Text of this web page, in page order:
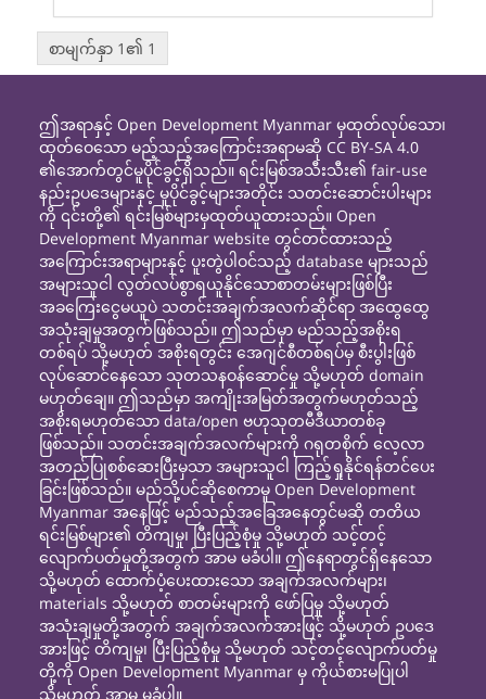
စာမျက်နှာ 1၏ 1
ဤအရာနှင့် Open Development Myanmar မှထုတ်လုပ်သော၊
ထုတ်ဝေသော မည့်သည့်အကြောင်းအရာမဆို CC BY-SA 4.0
၏အောက်တွင်မူပိုင်ခွင့်ရှိသည်။ ရင်းမြစ်အသီးသီး၏ fair-use
နည်းဥပဒေများနှင့် မူပိုင်ခွင့်များအတိုင်း သတင်းဆောင်းပါးများ
ကို ၎င်းတို့၏ ရင်းမြစ်များမှထုတ်ယူထားသည်။ Open
Development Myanmar website တွင်တင်ထားသည့်
အကြောင်းအရာများနှင့် ပူးတွဲပါဝင်သည့် database များသည်
အများသူငါ လွတ်လပ်စွာရယူနိုင်သောစာတမ်းများဖြစ်ပြီး
အခကြေးငွေမယူပဲ သတင်းအချက်အလက်ဆိုင်ရာ အထွေထွေ
အသုံးချမှုအတွက်ဖြစ်သည်။ ဤသည်မှာ မည်သည့်အစိုးရ
တစ်ရပ် သို့မဟုတ် အစိုးရတွင်း အေဂျင်စီတစ်ရပ်မှ စီးပွါးဖြစ်
လုပ်ဆောင်နေသော သုတသနဝန်ဆောင်မှု သို့မဟုတ် domain
မဟုတ်ချေ။ ဤသည်မှာ အကျိုးအမြတ်အတွက်မဟုတ်သည့်
အစိုးရမဟုတ်သော data/open ဗဟုသုတမီဒီယာတစ်ခု
ဖြစ်သည်။ သတင်းအချက်အလက်များကို ဂရုတစိုက် လေ့လာ
အတည်ပြုစစ်ဆေးပြီးမှသာ အများသူငါ ကြည့်ရှုနိုင်ရန်တင်ပေး
ခြင်းဖြစ်သည်။ မည်သို့ပင်ဆိုစေကာမူ Open Development
Myanmar အနေဖြင့် မည်သည့်အခြေအနေတွင်မဆို တတိယ
ရင်းမြစ်များ၏ တိကျမှု၊ ပြီးပြည့်စုံမှု သို့မဟုတ် သင့်တင့်
လျောက်ပတ်မှုတို့အတွက် အာမ မခံပါ။ ဤနေရာတွင်ရှိနေသော
သို့မဟုတ် ထောက်ပံ့ပေးထားသော အချက်အလက်များ၊
materials သို့မဟုတ် စာတမ်းများကို ဖော်ပြမှု သို့မဟုတ်
အသုံးချမှုတို့အတွက် အချက်အလက်အားဖြင့် သို့မဟုတ် ဥပဒေ
အားဖြင့် တိကျမှု၊ ပြီးပြည့်စုံမှု သို့မဟုတ် သင့်တင့်လျောက်ပတ်မှု
တို့ကို Open Development Myanmar မှ ကိုယ်စားမပြုပါ
သို့မဟုတ် အာမ မခံပါ။